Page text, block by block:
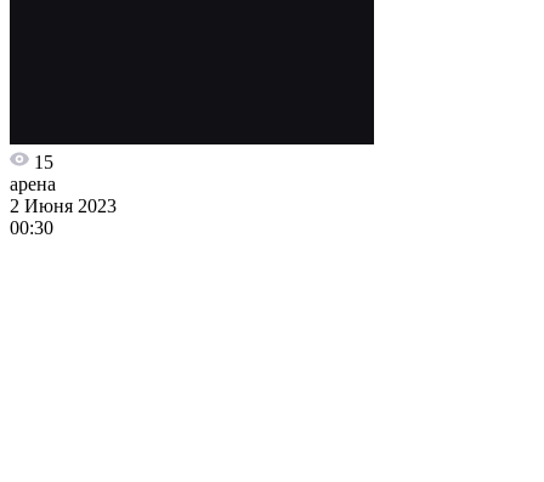
15
арена
2 Июня 2023
00:30